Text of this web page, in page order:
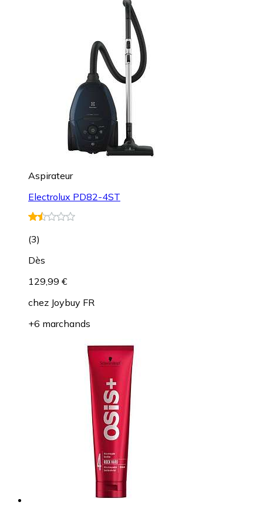
Aspirateur
Electrolux PD82-4ST
(3)
Dès
129,99 €
chez Joybuy FR
+6 marchands